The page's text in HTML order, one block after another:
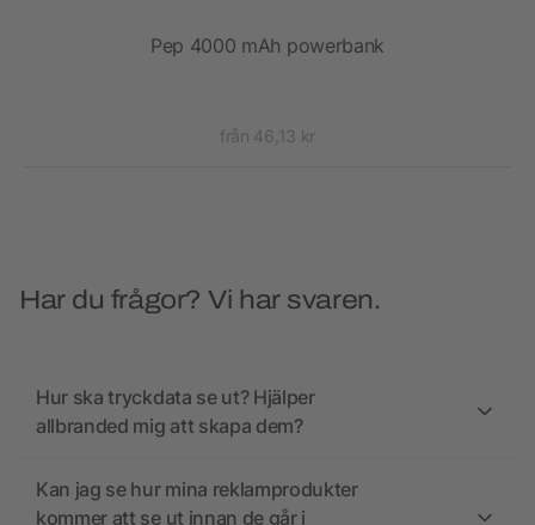
Pep 4000 mAh powerbank
från 46,13 kr
Har du frågor? Vi har svaren.
Hur ska tryckdata se ut? Hjälper
allbranded mig att skapa dem?
Kan jag se hur mina reklamprodukter
kommer att se ut innan de går i